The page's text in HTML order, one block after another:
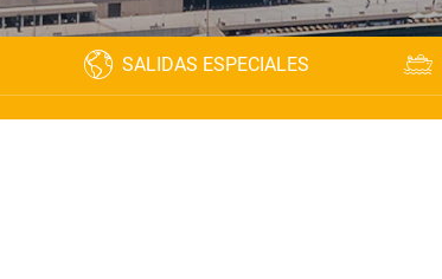
SALIDAS ESPECIALES